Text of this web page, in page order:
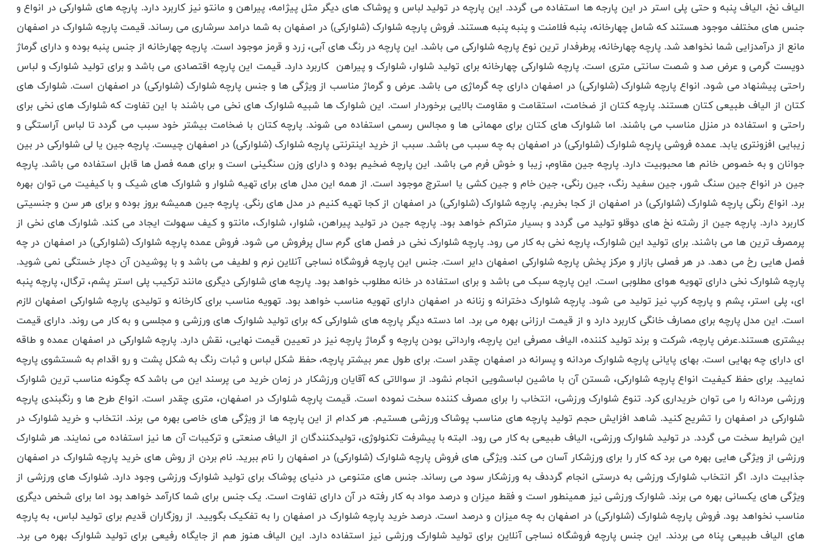
الیاف نخ، الیاف پنبه و حتی پلی ‌استر در این پارجه ها استفاده می گردد. این پارچه در تولید لباس و پوشاک های دیگر مثل پیژامه، پیراهن و مانتو نیز کاربرد دارد. پارچه‌ های شلوارکی در انواع و
جنس ‌های مختلف موجود هستند که شامل چهار‌خانه، پنبه فلامنت و پنبه پنبه هستند. فروش پارچه شلوارک (شلوارکی) در اصفهان به شما درامد سرشاری می رساند. قیمت پارچه شلوارک در اصفهان
مانع از درآمدزایی شما نخواهد شد. پارچه چهار‌خانه، پرطرفدار ‌ترین نوع پارچه شلوارکی می باشد. این پارچه در رنگ ‌های آبی، زرد و قرمز موجود است. پارچه چهار‌خانه از جنس پنبه بوده و دارای گرماژ
دویست گرمی و عرض صد و شصت سانتی ‌متری است. پارچه شلوارکی چهار‌خانه برای تولید شلوار، شلوارک و پیراهن کاربرد دارد. قیمت این پارچه اقتصادی می باشد و برای تولید شلوارک و لباس
راحتی پیشنهاد می شود. انواع پارچه شلوارک (شلوارکی) در اصفهان دارای چه گرماژی می باشد. عرض و گرماژ مناسب از ویژگی ها و جنس پارچه شلوارک (شلوارکی) در اصفهان است. شلوارک‌ های
کتان از الیاف طبیعی کتان هستند. پارچه کتان از ضخامت، استقامت و مقاومت بالایی برخوردار است. این شلوارک ها شبیه شلوارک ‌های نخی می باشند با این تفاوت که شلوارک‌ های نخی برای
راحتی و استفاده در منزل مناسب می باشند. اما شلوارک ‌های کتان برای مهمانی ‌ها و مجالس رسمی‌ استفاده می شوند. پارچه کتان با ضخامت بیشتر خود سبب می گردد تا لباس آراستگی و
زیبایی افزونتری یابد. عمده فروشی پارچه شلوارک (شلوارکی) در اصفهان به چه سبب می باشد. سبب از خرید اینترنتی پارچه شلوارک (شلوارکی) در اصفهان چیست. پارچه جین یا لی شلوارکی در بین
جوانان و به خصوص خانم ‌ها محبوبیت دارد. پارچه جین مقاوم، زیبا و خوش ‌فرم می باشد. این پارچه ضخیم بوده و دارای وزن سنگینی است و برای همه فصل ‌ها قابل استفاده می باشد. پارچه
جین در انواع جین سنگ ‌شور، جین سفید رنگ، جین رنگی، جین خام و جین کشی یا استرچ موجود است. از همه این مدل ‌های برای تهیه شلوار و شلوارک‌ های شیک و با کیفیت می توان بهره
برد. انواع رنگی پارچه شلوارک (شلوارکی) در اصفهان از کجا بخریم. پارچه شلوارک (شلوارکی) در اصفهان از کجا تهیه کنیم در مدل های رنگی. پارچه جین همیشه بروز بوده و برای هر سن و جنسیتی
کاربرد دارد. پارچه جین از رشته نخ‌ های دو‌قلو تولید می گردد و بسیار متراکم خواهد بود. پارچه جین در تولید پیراهن، شلوار، شلوارک، مانتو و کیف سهولت ایجاد می کند. شلوار‌ک‌ های نخی از
پرمصرف ‌ترین ها می باشند. برای تولید این شلوارک، پارچه نخی به کار می رود. پارچه‌ شلوارک نخی در فصل ‌های گرم سال پرفروش می شود. فروش عمده پارچه شلوارک (شلوارکی) در اصفهان در چه
فصل هایی رخ می دهد. در هر فصلی بازار و مرکز پخش پارچه شلوارکی اصفهان دایر است. جنس این پارچه فروشگاه نساجی آنلاین نرم و لطیف می باشد و با پوشیدن آن دچار خستگی نمی شوید.
پارچه شلوارک نخی دارای تهویه هوای مطلوبی است. این پارچه سبک می باشد و برای استفاده در خانه مطلوب خواهد بود. پارچه ‌های شلوارکی دیگری مانند ترکیب پلی ‌استر پشم، ترگال، پارچه پنبه
‌ای، پلی‌ استر، پشم و پارچه کرپ نیز تولید می شود. پارچه شلوارک دخترانه و زنانه در اصفهان دارای تهویه مناسب خواهد بود. تهویه مناسب برای کارخانه و تولیدی پارچه شلوارکی اصفهان لازم
است. این مدل پارچه برای مصارف خانگی کاربرد دارد و از قیمت ارزانی بهره می برد. اما دسته دیگر پارچه‌ های شلوارکی که برای تولید شلوارک‌ های ورزشی و مجلسی و به کار می روند. دارای قیمت
بیشتری هستند.عرض پارچه، شرکت و برند تولید کننده، الیاف مصرفی این پارچه، وارداتی بودن پارچه و گرماژ پارچه نیز در تعیین قیمت نهایی، نقش دارد. پارچه شلوارکی در اصفهان عمده و طاقه
ای دارای چه بهایی است. بهای پایانی پارچه شلوارک مردانه و پسرانه در اصفهان چقدر است. برای طول عمر بیشتر پارچه، حفظ شکل لباس و ثبات رنگ به شکل پشت و رو اقدام به شستشوی پارچه
نمایید. برای حفظ کیفیت انواع پارچه شلوارکی، شستن آن با ماشین لباسشویی انجام نشود. از سوالاتی که آقایان ورزشکار در زمان خرید می پرسند این می باشد که چگونه مناسب ترین شلوارک
ورزشی مردانه را می توان خریداری کرد. تنوع شلوارک ورزشی، انتخاب را برای مصرف کننده سخت نموده است. قیمت پارچه شلوارک در اصفهان، متری چقدر است. انواع طرح ها و رنگبندی پارچه
شلوارکی در اصفهان را تشریح کنید. شاهد افزایش حجم تولید پارچه های مناسب پوشاک ورزشی هستیم. هر کدام از این پارچه ها از ویژگی های خاصی بهره می برند. انتخاب و خرید شلوارک در
این شرایط سخت می گردد. در تولید شلوارک ورزشی، الیاف طبیعی به کار می رود. البته با پیشرفت تکنولوژی، تولیدکنندگان از الیاف صنعتی و ترکیبات آن ها نیز استفاده می نمایند. هر شلوارک
ورزشی از ویژگی هایی بهره می برد که کار را برای ورزشکار آسان می کند. ویژگی های فروش پارچه شلوارک (شلوارکی) در اصفهان را نام ببرید. نام بردن از روش های خرید پارچه شلوارک در اصفهان
جذابیت دارد. اگر انتخاب شلوارک ورزشی به درستی انجام گرددف به ورزشکار سود می رساند. جنس های متنوعی در دنیای پوشاک برای تولید شلوارک ورزشی وجود دارد. شلوارک های ورزشی از
ویژگی های یکسانی بهره می برند. شلوارک ورزشی نیز همینطور است و فقط میزان و درصد مواد به کار رفته در آن دارای تفاوت است. یک جنس برای شما کارآمد خواهد بود اما برای شخص دیگری
مناسب نخواهد بود. فروش پارچه شلوارک (شلوارکی) در اصفهان به چه میزان و درصد است. درصد خرید پارچه شلوارک در اصفهان را به تفکیک بگویید. از روزگاران قدیم برای تولید لباس، به پارچه
های الیاف طبیعی پناه می بردند. این جنس پارچه فروشگاه نساجی آنلاین برای تولید شلوارک ورزشی نیز استفاده دارد. این الیاف هنوز هم از جایگاه رفیعی برای تولید شلوارک بهره می برد.